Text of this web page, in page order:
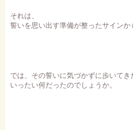
それは、
誓いを思い出す準備が整ったサインか
では、その誓いに気づかずに歩いてき
いったい何だったのでしょうか。